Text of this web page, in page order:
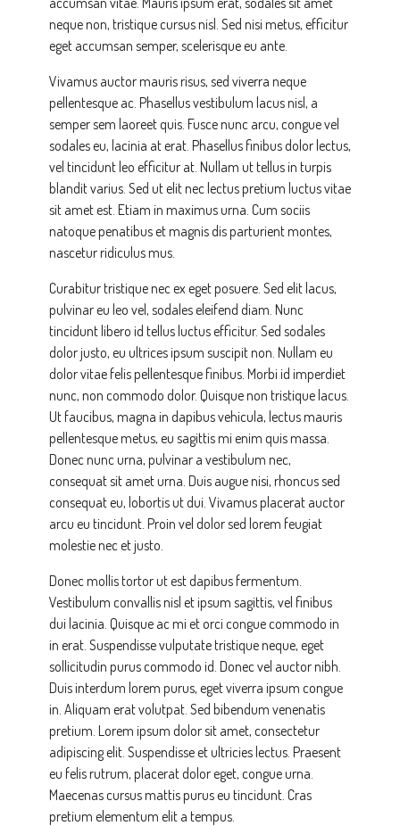
neque non, tristique cursus nisl. Sed nisi metus, efficitur
eget accumsan semper, scelerisque eu ante.
Vivamus auctor mauris risus, sed viverra neque
pellentesque ac. Phasellus vestibulum lacus nisl, a
semper sem laoreet quis. Fusce nunc arcu, congue vel
sodales eu, lacinia at erat. Phasellus finibus dolor lectus,
vel tincidunt leo efficitur at. Nullam ut tellus in turpis
blandit varius. Sed ut elit nec lectus pretium luctus vitae
sit amet est. Etiam in maximus urna. Cum sociis
natoque penatibus et magnis dis parturient montes,
nascetur ridiculus mus.
Curabitur tristique nec ex eget posuere. Sed elit lacus,
pulvinar eu leo vel, sodales eleifend diam. Nunc
tincidunt libero id tellus luctus efficitur. Sed sodales
dolor justo, eu ultrices ipsum suscipit non. Nullam eu
dolor vitae felis pellentesque finibus. Morbi id imperdiet
nunc, non commodo dolor. Quisque non tristique lacus.
Ut faucibus, magna in dapibus vehicula, lectus mauris
pellentesque metus, eu sagittis mi enim quis massa.
Donec nunc urna, pulvinar a vestibulum nec,
consequat sit amet urna. Duis augue nisi, rhoncus sed
consequat eu, lobortis ut dui. Vivamus placerat auctor
arcu eu tincidunt. Proin vel dolor sed lorem feugiat
molestie nec et justo.
Donec mollis tortor ut est dapibus fermentum.
Vestibulum convallis nisl et ipsum sagittis, vel finibus
dui lacinia. Quisque ac mi et orci congue commodo in
in erat. Suspendisse vulputate tristique neque, eget
sollicitudin purus commodo id. Donec vel auctor nibh.
Duis interdum lorem purus, eget viverra ipsum congue
in. Aliquam erat volutpat. Sed bibendum venenatis
pretium. Lorem ipsum dolor sit amet, consectetur
adipiscing elit. Suspendisse et ultricies lectus. Praesent
eu felis rutrum, placerat dolor eget, congue urna.
Maecenas cursus mattis purus eu tincidunt. Cras
pretium elementum elit a tempus.